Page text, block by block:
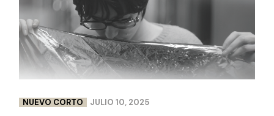
NUEVO CORTO JULIO 10, 2025